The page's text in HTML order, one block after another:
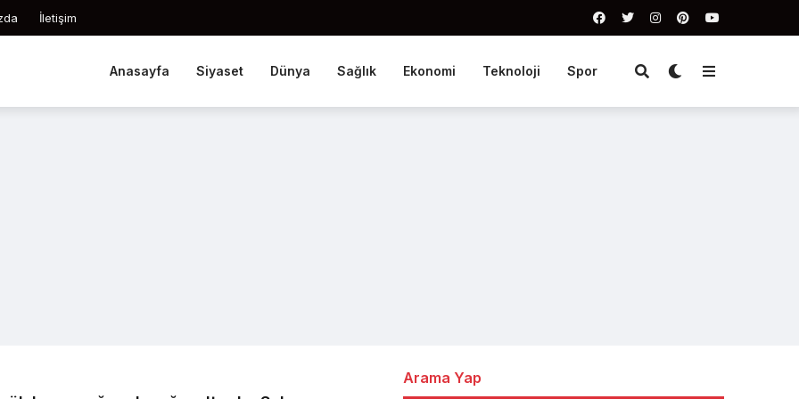
İletişim
Anasayfa Siyaset Dünya Sağlık Ekonomi Teknoloji Spor
Arama Yap